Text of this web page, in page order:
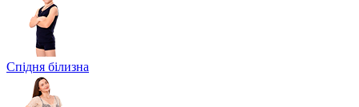
Спідня білизна